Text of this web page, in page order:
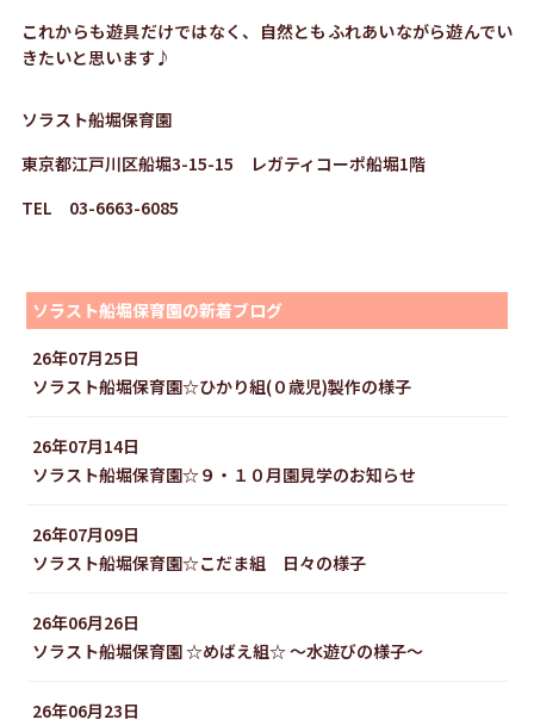
これからも遊具だけではなく、自然ともふれあいながら遊んでい
きたいと思います♪
ソラスト船堀保育園
東京都江戸川区船堀3-15-15 レガティコーポ船堀1階
TEL 03-6663-6085
ソラスト船堀保育園の新着ブログ
26年07月25日
ソラスト船堀保育園☆ひかり組(０歳児)製作の様子
26年07月14日
ソラスト船堀保育園☆９・１０月園見学のお知らせ
26年07月09日
ソラスト船堀保育園☆こだま組 日々の様子
26年06月26日
ソラスト船堀保育園 ☆めばえ組☆ 〜水遊びの様子〜
26年06月23日